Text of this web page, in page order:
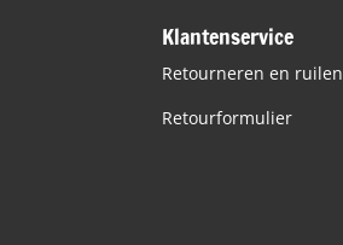
Klantenservice
Retourneren en ruilen
Retourformulier